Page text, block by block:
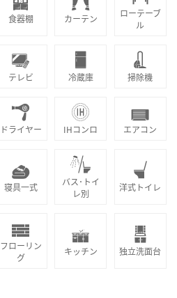
食器棚 カーテン
ローテーブ
ル
テレビ 冷蔵庫 掃除機
ドライヤー IHコンロ エアコン
寝具一式
バス･トイ
レ別
洋式トイレ
フローリン
グ
キッチン 独立洗面台